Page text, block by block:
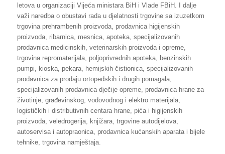
letova u organizaciji Vijeća ministara BiH i Vlade FBiH. I dalje
važi naredba o obustavi rada u djelatnosti trgovine sa izuzetkom
trgovina prehrambenih proizvoda, prodavnica higijenskih
proizvoda, ribarnica, mesnica, apoteka, specijalizovanih
prodavnica medicinskih, veterinarskih proizvoda i opreme,
trgovina repromaterijala, poljoprivrednih apoteka, benzinskih
pumpi, kioska, pekara, hemijskih čistionica, specijalizovanih
prodavnica za prodaju ortopedskih i drugih pomagala,
specijalizovanih prodavnica dječije opreme, prodavnica hrane za
životinje, građevinskog, vodovodnog i elektro materijala,
logističkih i distributivnih centara hrane, pića i higijenskih
proizvoda, veledrogerija, knjižara, trgovine autodijelova,
autoservisa i autopraonica, prodavnica kućanskih aparata i bijele
tehnike, trgovina namještaja.